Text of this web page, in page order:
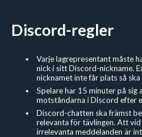
Discord-regler
Varje lagrepresentant måste
nick i sitt Discord-nickname.
nicknamet inte får plats så
Spelare har 15 minuter på
motståndarna i Discord efter
Discord-chatten ska främst
relevanta för tävlingen. Att
irrelevanta meddelanden är